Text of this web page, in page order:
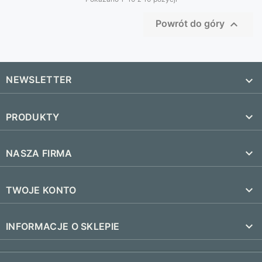
Powrót do góry 
NEWSLETTER 
PRODUKTY 
Najczęściej kupowane
NASZA FIRMA 
Regulamin
Kontakt
TWOJE KONTO 
INFORMACJE O SKLEPIE keyboard_arrow_down